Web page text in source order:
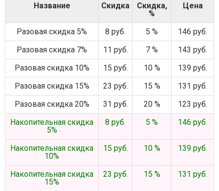
Название Скидка
Скидка,
%
Цена
Разовая скидка 5% 8 руб. 5 %
146 руб.
Разовая скидка 7%
11 руб. 7 %
143 руб.
Разовая скидка 10%
15 руб. 10 %
139 руб.
Разовая скидка 15%
23 руб. 15 %
131 руб.
Разовая скидка 20%
31 руб. 20 %
123 руб.
Накопительная скидка
5%
8 руб. 5 % 146 руб.
Накопительная скидка
10%
15 руб. 10 % 139 руб.
Накопительная скидка
15%
23 руб. 15 % 131 руб.